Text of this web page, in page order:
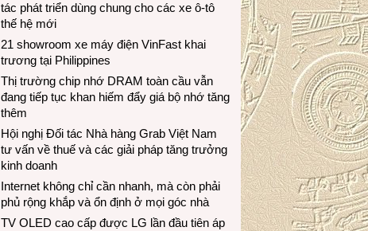
tác phát triển dùng chung cho các xe ô-tô
thế hệ mới
21 showroom xe máy điện VinFast khai
trương tại Philippines
Thị trường chip nhớ DRAM toàn cầu vẫn
đang tiếp tục khan hiếm đẩy giá bộ nhớ tăng
thêm
Hội nghị Đối tác Nhà hàng Grab Việt Nam
tư vấn về thuế và các giải pháp tăng trưởng
kinh doanh
Internet không chỉ cần nhanh, mà còn phải
phủ rộng khắp và ổn định ở mọi góc nhà
TV OLED cao cấp được LG lần đầu tiên áp